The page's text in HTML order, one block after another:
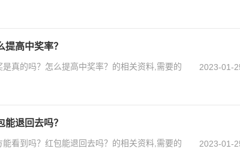
高中奖率？
真的吗？怎么提高中奖率？的相关资料,需要的
2023-01-
退回去吗？
看到吗？红包能退回去吗？的相关资料,需要的
2023-01-